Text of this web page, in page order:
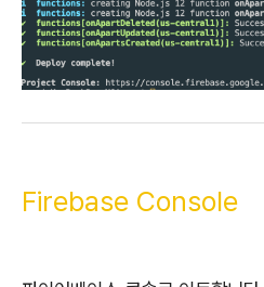
Firebase Console